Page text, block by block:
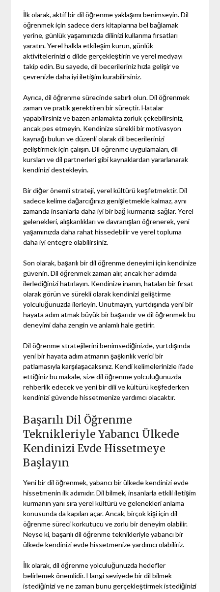
İlk olarak, aktif bir dil öğrenme yaklaşımı benimseyin. Dil
öğrenmek için sadece ders kitaplarına bel bağlamak
yerine, günlük yaşamınızda dilinizi kullanma fırsatları
yaratın. Yerel halkla etkileşim kurun, günlük
aktivitelerinizi o dilde gerçekleştirin ve yerel medyayı
takip edin. Bu sayede, dil becerileriniz hızla gelişir ve
çevrenizle daha iyi iletişim kurabilirsiniz.
Ayrıca, dil öğrenme sürecinde sabırlı olun. Dil öğrenmek
zaman ve pratik gerektiren bir süreçtir. Hatalar
yapabilirsiniz ve bazen anlamakta zorluk çekebilirsiniz,
ancak pes etmeyin. Kendinize sürekli bir motivasyon
kaynağı bulun ve düzenli olarak dil becerilerinizi
geliştirmek için çalışın. Dil öğrenme uygulamaları, dil
kursları ve dil partnerleri gibi kaynaklardan yararlanarak
kendinizi destekleyin.
Bir diğer önemli strateji, yerel kültürü keşfetmektir. Dil
sadece kelime dağarcığınızı genişletmekle kalmaz, aynı
zamanda insanlarla daha iyi bir bağ kurmanızı sağlar. Yerel
gelenekleri, alışkanlıkları ve davranışları öğrenerek, yeni
yaşamınızda daha rahat hissedebilir ve yerel topluma
daha iyi entegre olabilirsiniz.
Son olarak, başarılı bir dil öğrenme deneyimi için kendinize
güvenin. Dil öğrenmek zaman alır, ancak her adımda
ilerlediğinizi hatırlayın. Kendinize inanın, hataları bir fırsat
olarak görün ve sürekli olarak kendinizi geliştirme
yolculuğunuzda ilerleyin. Unutmayın, yurtdışında yeni bir
hayata adım atmak büyük bir başarıdır ve dil öğrenmek bu
deneyimi daha zengin ve anlamlı hale getirir.
Dil öğrenme stratejilerini benimsediğinizde, yurtdışında
yeni bir hayata adım atmanın şaşkınlık verici bir
patlamasıyla karşılaşacaksınız. Kendi kelimelerinizle ifade
ettiğiniz bu makale, size dil öğrenme yolculuğunuzda
rehberlik edecek ve yeni bir dili ve kültürü keşfederken
kendinizi güvende hissetmenize yardımcı olacaktır.
Başarılı Dil Öğrenme
Teknikleriyle Yabancı Ülkede
Kendinizi Evde Hissetmeye
Başlayın
Yeni bir dil öğrenmek, yabancı bir ülkede kendinizi evde
hissetmenin ilk adımıdır. Dil bilmek, insanlarla etkili iletişim
kurmanın yanı sıra yerel kültürü ve gelenekleri anlama
konusunda da kapıları açar. Ancak, birçok kişi için dil
öğrenme süreci korkutucu ve zorlu bir deneyim olabilir.
Neyse ki, başarılı dil öğrenme teknikleriyle yabancı bir
ülkede kendinizi evde hissetmenize yardımcı olabiliriz.
İlk olarak, dil öğrenme yolculuğunuzda hedefler
belirlemek önemlidir. Hangi seviyede bir dil bilmek
istediğinizi ve ne zaman bunu gerçekleştirmek istediğinizi